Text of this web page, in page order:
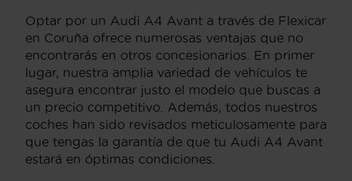
Optar por un Audi A4 Avant a través de Flexicar
en Coruña ofrece numerosas ventajas que no
encontrarás en otros concesionarios. En primer
lugar, nuestra amplia variedad de vehículos te
asegura encontrar justo el modelo que buscas a
un precio competitivo. Además, todos nuestros
coches han sido revisados meticulosamente para
que tengas la garantía de que tu Audi A4 Avant
estará en óptimas condiciones.